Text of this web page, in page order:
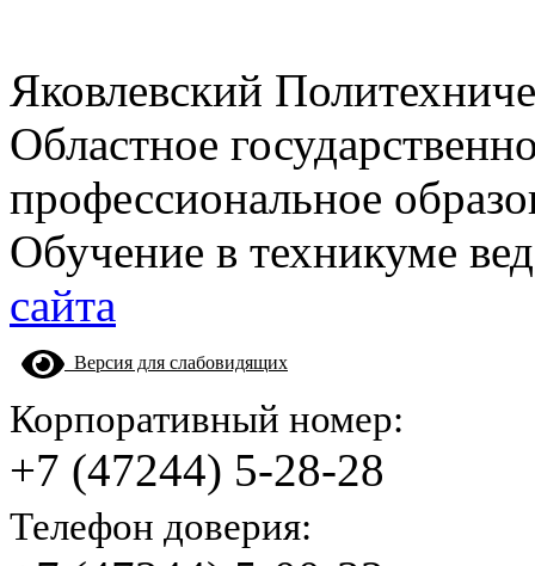
Яковлевский
Областное
профессиональное
Обучение в техникуме
сайта
Версия для слабовидящих
Корпоративный номер:
+7 (47244) 5-28-28
Телефон доверия: